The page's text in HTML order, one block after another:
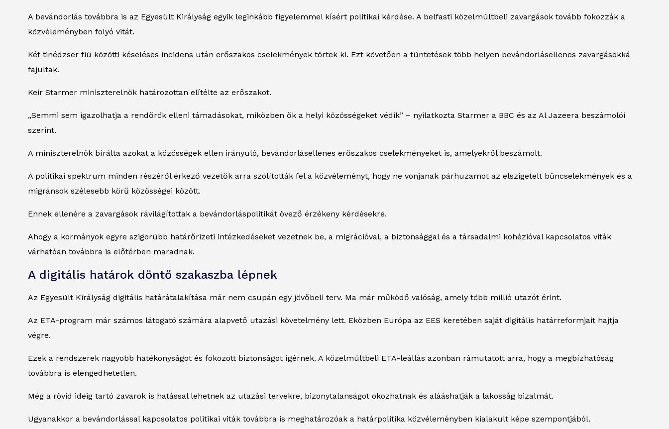
A bevándorlás továbbra is az Egyesült Királyság egyik leginkább figyelemmel kísért politikai kérdése. A belfasti közelmúltbeli zavargások tovább fokozzák a
közvéleményben folyó vitát.
Két tinédzser fiú közötti késeléses incidens után erőszakos cselekmények törtek ki. Ezt követően a tüntetések több helyen bevándorlásellenes zavargásokká
fajultak.
Keir Starmer miniszterelnök határozottan elítélte az erőszakot.
„Semmi sem igazolhatja a rendőrök elleni támadásokat, miközben ők a helyi közösségeket védik” – nyilatkozta Starmer a BBC és az Al Jazeera beszámolói
szerint.
A miniszterelnök bírálta azokat a közösségek ellen irányuló, bevándorlásellenes erőszakos cselekményeket is, amelyekről beszámolt.
A politikai spektrum minden részéről érkező vezetők arra szólították fel a közvéleményt, hogy ne vonjanak párhuzamot az elszigetelt bűncselekmények és a
migránsok szélesebb körű közösségei között.
Ennek ellenére a zavargások rávilágítottak a bevándorláspolitikát övező érzékeny kérdésekre.
Ahogy a kormányok egyre szigorúbb határőrizeti intézkedéseket vezetnek be, a migrációval, a biztonsággal és a társadalmi kohézióval kapcsolatos viták
várhatóan továbbra is előtérben maradnak.
A digitális határok döntő szakaszba lépnek
Az Egyesült Királyság digitális határátalakítása már nem csupán egy jövőbeli terv. Ma már működő valóság, amely több millió utazót érint.
Az ETA-program már számos látogató számára alapvető utazási követelmény lett. Eközben Európa az EES keretében saját digitális határreformjait hajtja
végre.
Ezek a rendszerek nagyobb hatékonyságot és fokozott biztonságot ígérnek. A közelmúltbeli ETA-leállás azonban rámutatott arra, hogy a megbízhatóság
továbbra is elengedhetetlen.
Még a rövid ideig tartó zavarok is hatással lehetnek az utazási tervekre, bizonytalanságot okozhatnak és alááshatják a lakosság bizalmát.
Ugyanakkor a bevándorlással kapcsolatos politikai viták továbbra is meghatározóak a határpolitika közvéleményben kialakult képe szempontjából.